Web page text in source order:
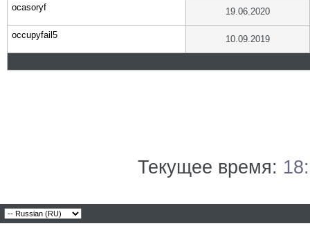
ocasoryf 19.06.2020
occupyfail5 10.09.2019
Текущее время: